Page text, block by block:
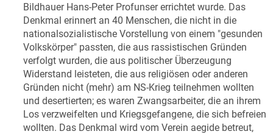
Bildhauer Hans-Peter Profunser errichtet wurde. Das
Denkmal erinnert an 40 Menschen, die nicht in die
nationalsozialistische Vorstellung von einem "gesunden
Volkskörper" passten, die aus rassistischen Gründen
verfolgt wurden, die aus politischer Überzeugung
Widerstand leisteten, die aus religiösen oder anderen
Gründen nicht (mehr) am NS-Krieg teilnehmen wollten
und desertierten; es waren Zwangsarbeiter, die an ihrem
Los verzweifelten und Kriegsgefangene, die sich befreien
wollten. Das Denkmal wird vom Verein aegide betreut,